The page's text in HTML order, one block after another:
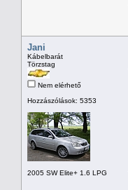
Jani
Kábelbarát
Törzstag
Nem elérhető
Hozzászólások: 5353
2005 SW Elite+ 1.6 LPG